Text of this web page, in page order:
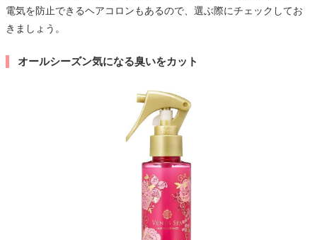
電気を防止できるヘアコロンもあるので、選ぶ際にチェックしてお
きましょう。
オールシーズン気になる臭いをカット